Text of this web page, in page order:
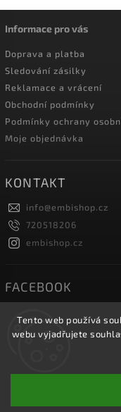
Tento web používá
webu vyjadřujete
Informace pro vás
Doprava a platba
Sledování zásilky
Reklamace a vrácení
Obchodní podmínky
Podmínky ochrany
Moje objednávka
KONTAKT
info@embishop.cz
720518206
embishop.cz
FACEBOOK